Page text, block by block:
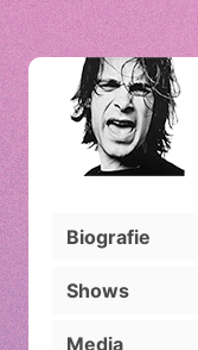
Biografie
Shows
Media